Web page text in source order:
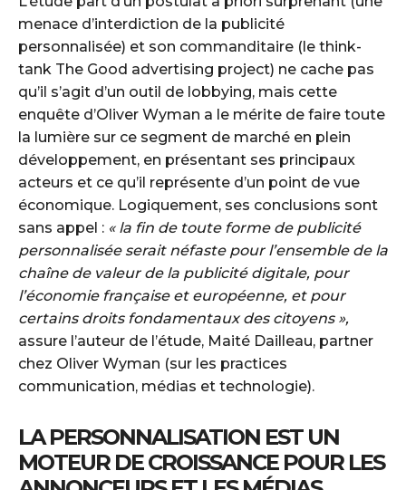
menace d’interdiction de la publicité
personnalisée) et son commanditaire (le think-
tank The Good advertising project) ne cache pas
qu’il s’agit d’un outil de lobbying, mais cette
enquête d’Oliver Wyman a le mérite de faire toute
la lumière sur ce segment de marché en plein
développement, en présentant ses principaux
acteurs et ce qu’il représente d’un point de vue
économique. Logiquement, ses conclusions sont
sans appel : « la fin de toute forme de publicité
personnalisée serait néfaste pour l’ensemble de la
chaîne de valeur de la publicité digitale, pour
l’économie française et européenne, et pour
certains droits fondamentaux des citoyens »,
assure l’auteur de l’étude, Maité Dailleau, partner
chez Oliver Wyman (sur les practices
communication, médias et technologie).
LA PERSONNALISATION EST UN
MOTEUR DE CROISSANCE POUR LES